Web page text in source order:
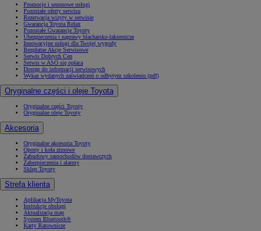
Promocje i sezonowe usługi
Pozostałe oferty serwisu
Rezerwacja wizyty w serwisie
Gwarancja Toyota Relax
Pozostałe Gwarancje Toyoty
Ubezpieczenia i naprawy blacharsko-lakiernicze
Innowacyjne usługi dla Twojej wygody
Bezpłatne Akcje Serwisowe
Serwis Dobrych Cen
Serwis w ASO się opłaca
Dostęp do informacji serwisowych
Wykaz wydanych zaświadczeń o odbytym szkoleniu (pdf)
Oryginalne części i oleje Toyota
Oryginalne części Toyoty
Oryginalne oleje Toyoty
Akcesoria
Oryginalne akcesoria Toyoty
Opony i koła zimowe
Zabudowy samochodów dostawczych
Zabezpieczenia i alarmy
Sklep Toyoty
Strefa klienta
Aplikacja MyToyota
Instrukcje obsługi
Aktualizacja map
System Bluetooth®
Karty Ratownicze